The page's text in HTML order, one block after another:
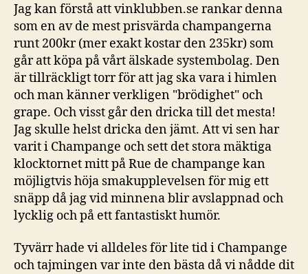
Jag kan förstå att vinklubben.se rankar denna
som en av de mest prisvärda champangerna
runt 200kr (mer exakt kostar den 235kr) som
går att köpa på vårt älskade systembolag. Den
är tillräckligt torr för att jag ska vara i himlen
och man känner verkligen "brödighet" och
grape. Och visst går den dricka till det mesta!
Jag skulle helst dricka den jämt. Att vi sen har
varit i Champange och sett det stora mäktiga
klocktornet mitt på Rue de champange kan
möjligtvis höja smakupplevelsen för mig ett
snäpp då jag vid minnena blir avslappnad och
lycklig och på ett fantastiskt humör.
Tyvärr hade vi alldeles för lite tid i Champange
och tajmingen var inte den bästa då vi nådde dit